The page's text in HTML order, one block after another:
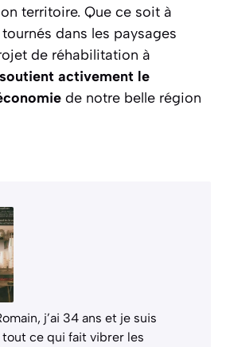
territoire. Que ce soit à
dans les paysages
de réhabilitation à
soutient activement le
de notre belle région
j’ai 34 ans et je suis
tout ce qui fait vibrer les